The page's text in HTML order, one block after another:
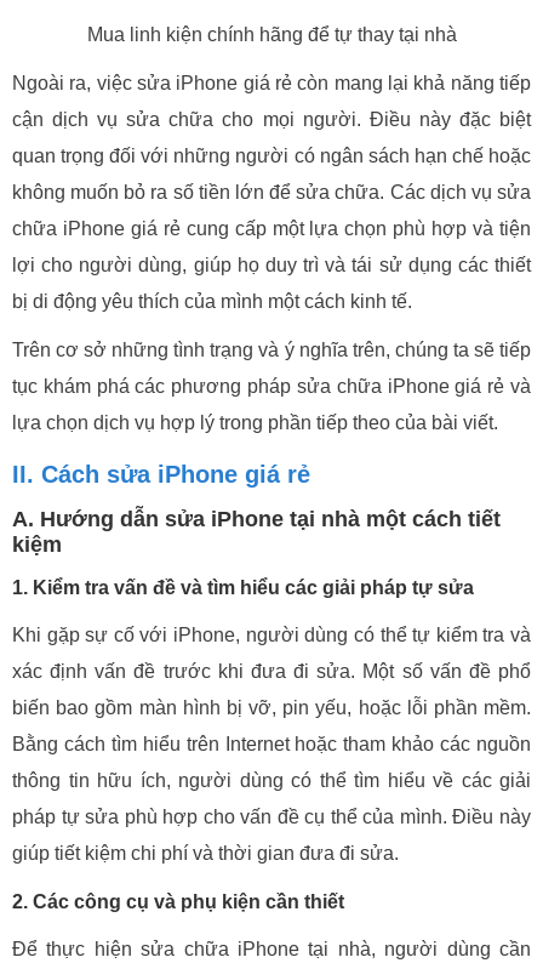
Mua linh kiện chính hãng để tự thay tại nhà
Ngoài ra, việc sửa iPhone giá rẻ còn mang lại khả năng tiếp
cận dịch vụ sửa chữa cho mọi người. Điều này đặc biệt
quan trọng đối với những người có ngân sách hạn chế hoặc
không muốn bỏ ra số tiền lớn để sửa chữa. Các dịch vụ sửa
chữa iPhone giá rẻ cung cấp một lựa chọn phù hợp và tiện
lợi cho người dùng, giúp họ duy trì và tái sử dụng các thiết
bị di động yêu thích của mình một cách kinh tế.
Trên cơ sở những tình trạng và ý nghĩa trên, chúng ta sẽ tiếp
tục khám phá các phương pháp sửa chữa iPhone giá rẻ và
lựa chọn dịch vụ hợp lý trong phần tiếp theo của bài viết.
II. Cách sửa iPhone giá rẻ
A. Hướng dẫn sửa iPhone tại nhà một cách tiết
kiệm
1. Kiểm tra vấn đề và tìm hiểu các giải pháp tự sửa
Khi gặp sự cố với iPhone, người dùng có thể tự kiểm tra và
xác định vấn đề trước khi đưa đi sửa. Một số vấn đề phổ
biến bao gồm màn hình bị vỡ, pin yếu, hoặc lỗi phần mềm.
Bằng cách tìm hiểu trên Internet hoặc tham khảo các nguồn
thông tin hữu ích, người dùng có thể tìm hiểu về các giải
pháp tự sửa phù hợp cho vấn đề cụ thể của mình. Điều này
giúp tiết kiệm chi phí và thời gian đưa đi sửa.
2. Các công cụ và phụ kiện cần thiết
Để thực hiện sửa chữa iPhone tại nhà, người dùng cần